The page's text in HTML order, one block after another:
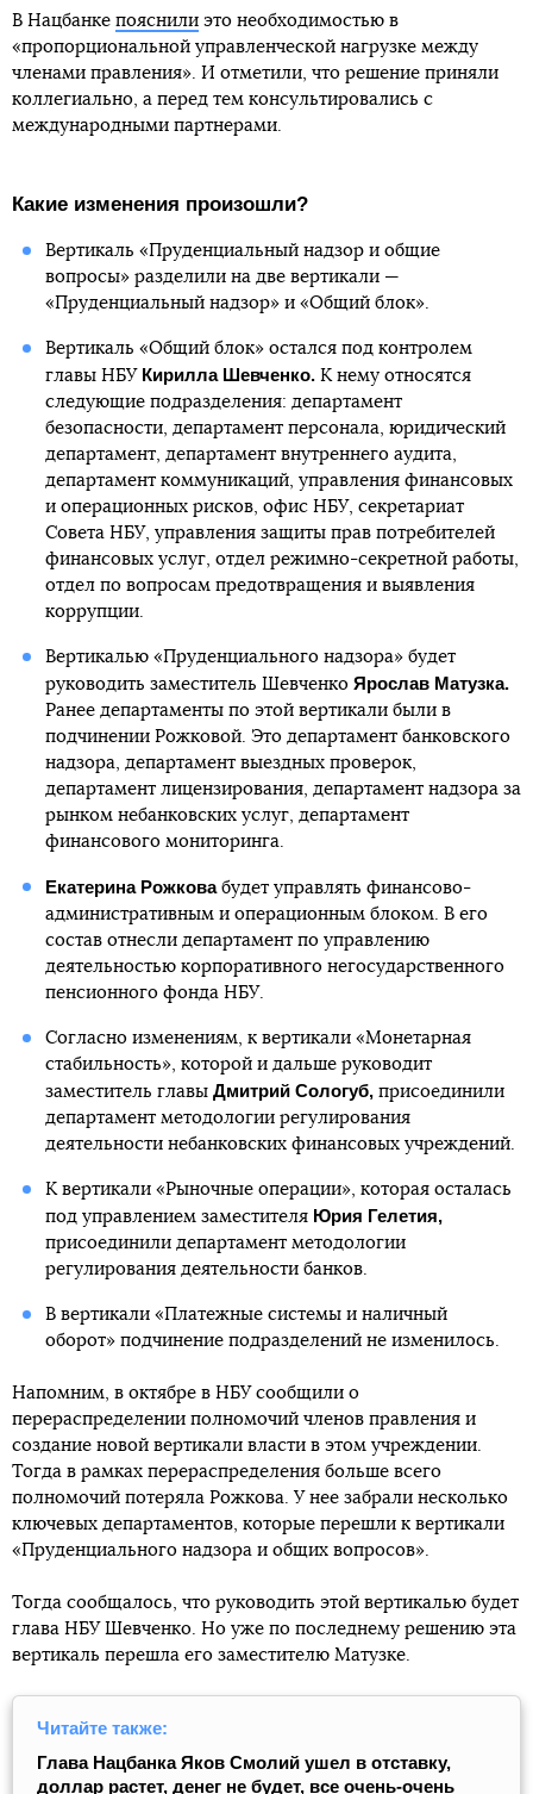
В Нацбанке пояснили это необходимостью в
«пропорциональной управленческой нагрузке между
членами правления». И отметили, что решение приняли
коллегиально, а перед тем консультировались с
международными партнерами.
Какие изменения произошли?
Вертикаль «Пруденциальный надзор и общие
вопросы» разделили на две вертикали —
«Пруденциальный надзор» и «Общий блок».
Вертикаль «Общий блок» остался под контролем
главы НБУ Кирилла Шевченко.К нему относятся
следующие подразделения: департамент
безопасности, департамент персонала, юридический
департамент, департамент внутреннего аудита,
департамент коммуникаций, управления финансовых
и операционных рисков, офис НБУ, секретариат
Совета НБУ, управления защиты прав потребителей
финансовых услуг, отдел режимно-секретной работы,
отдел по вопросам предотвращения и выявления
коррупции.
Вертикалью «Пруденциального надзора» будет
руководить заместитель Шевченко Ярослав Матузка.
Ранее департаменты по этой вертикали были в
подчинении Рожковой. Это департамент банковского
надзора, департамент выездных проверок,
департамент лицензирования, департамент надзора за
рынком небанковских услуг, департамент
финансового мониторинга.
Екатерина Рожковабудет управлять финансово-
административным и операционным блоком. В его
состав отнесли департамент по управлению
деятельностью корпоративного негосударственного
пенсионного фонда НБУ.
Согласно изменениям, к вертикали «Монетарная
стабильность», которой и дальше руководит
заместитель главы Дмитрий Сологуб,присоединили
департамент методологии регулирования
деятельности небанковских финансовых учреждений.
К вертикали «Рыночные операции», которая осталась
под управлением заместителя Юрия Гелетия,
присоединили департамент методологии
регулирования деятельности банков.
В вертикали «Платежные системы и наличный
оборот» подчинение подразделений не изменилось.
Напомним, в октябре в НБУ сообщили о
перераспределении полномочий членов правления и
создание новой вертикали власти в этом учреждении.
Тогда в рамках перераспределения больше всего
полномочий потеряла Рожкова. У нее забрали несколько
ключевых департаментов, которые перешли к вертикали
«Пруденциального надзора и общих вопросов».
Тогда сообщалось, что руководить этой вертикалью будет
глава НБУ Шевченко. Но уже по последнему решению эта
вертикаль перешла его заместителю Матузке.
Читайте также:
Глава Нацбанка Яков Смолий ушел в отставку,
доллар растет, денег не будет, все очень-очень